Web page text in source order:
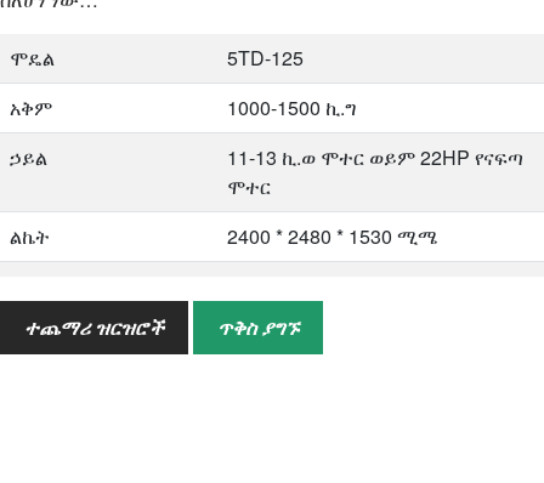
ሞዴል
5TD-125
አቅም
1000-1500 ኪ.ግ
ኃይል
11-13 ኪ.ወ ሞተር ወይም 22HP የናፍጣ
ሞተር
ልኬት
2400 * 2480 * 1530 ሚሜ
ተጨማሪ ዝርዝሮች
ጥቅስ ያግኙ